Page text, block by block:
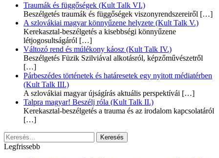
Traumák és függőségek (Kult Talk VI.)
Beszélgetés traumák és függőségek viszonyrendszereiről […]
A szlovákiai magyar könnyűzene helyzete (Kult Talk V.)
Kerekasztal-beszélgetés a kisebbségi könnyűzene
létjogosultságáról […]
Változó rend és múlékony káosz (Kult Talk IV.)
Beszélgetés Füzik Szilviával alkotásról, képzőművészetről
[…]
Párbeszédes történetek és határesetek egy nyitott médiatérben
(Kult Talk III.)
A szlovákiai magyar újságírás aktuális perspektívái […]
Talpra magyar! Beszélj róla (Kult Talk II.)
Kerekasztal-beszélgetés a trauma és az irodalom kapcsolatáról
[…]
Keresés:
Legfrissebb